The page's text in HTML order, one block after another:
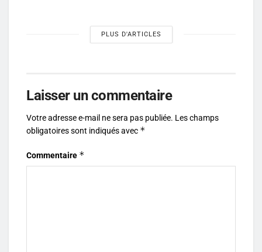
PLUS D'ARTICLES
Laisser un commentaire
Votre adresse e-mail ne sera pas publiée. Les champs
obligatoires sont indiqués avec *
Commentaire *